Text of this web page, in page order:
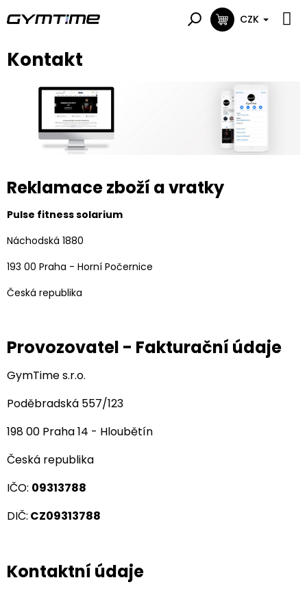
na
NÁKUPNÍ
CZK
Kontakt
Reklamace zboží a vratky
Pulse fitness solarium
Náchodská 1880
193 00 Praha - Horní Počernice
Česká republika
Provozovatel - Fakturační údaje
GymTime s.r.o.
Poděbradská 557/123
198 00 Praha 14 - Hloubětín
Česká republika
IČO: 09313788
DIČ: CZ09313788
Kontaktní údaje